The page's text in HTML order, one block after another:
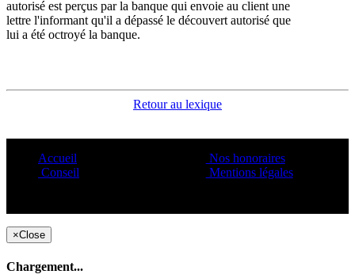
autorisé est perçus par la banque qui envoie au client une
lettre l'informant qu'il a dépassé le découvert autorisé que
lui a été octroyé la banque.
Retour au lexique
Accueil
Conseil
Nos honoraires
Mentions légales
×Close
Chargement...